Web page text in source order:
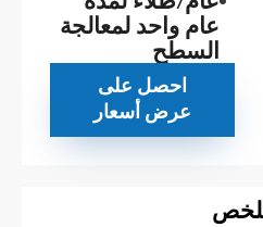
عام واحد لمعالجة
السطح
احصل على
عرض أسعار